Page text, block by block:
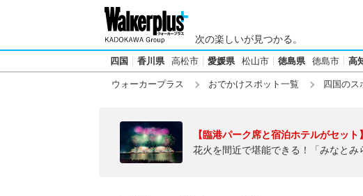
次の楽しいが見つかる。
四国 香川県 高松市 愛媛県 松山市 徳島県 徳島市 高
ウォーカープラス おでかけスポット一覧 四国のス
【臨港パーク席と宿泊ホテルがセット】
花火を間近で堪能できる！「みなと